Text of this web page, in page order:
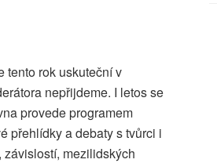
tento rok uskuteční v
nepřijdeme. I letos se
provede programem
přehlídky a debaty s tvůrci i
závislostí, mezilidských